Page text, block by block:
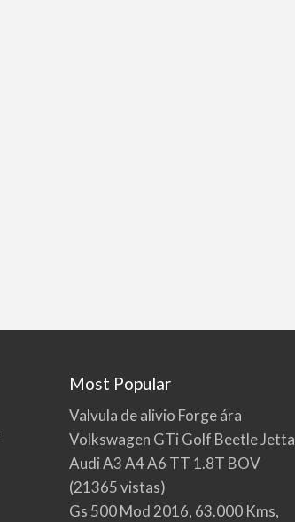
Most Popular
Valvula de alivio Forge ára
Volkswagen GTi Golf Beetle Jetta
Audi A3 A4 A6 TT 1.8T BOV
(21365 vistas)
Gs 500 Mod 2016, 63.000 Kms,